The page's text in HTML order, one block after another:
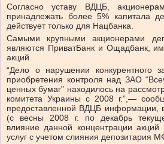
Согласно уставу ВДЦБ,
принадлежать более 5% капитала
действует только для Нацбанка.
Самыми крупными акционерами
являются ПриватБанк и Ощадбанк,
акций.
“Дело о нарушении конкурентного
приобретения контроля над ЗАО
ценных бумаг” находилось на
комитета Украины с 2008 г.”,—
предоставленной ВДЦБ информации,
(с весны 2008 г. по декабрь
влияние данной концентрации
услуг с учетом слияния депозитария